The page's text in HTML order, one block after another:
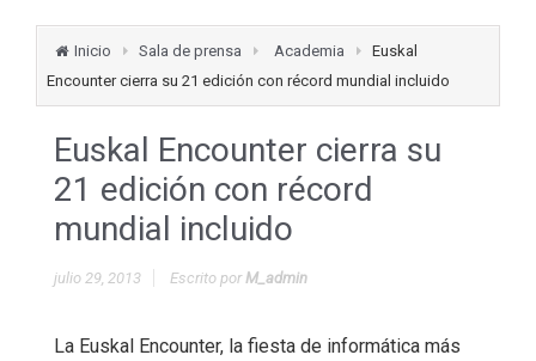
Inicio Sala de prensa Academia
Euskal
Encounter cierra su 21 edición con récord mundial incluido
Euskal Encounter cierra su
21 edición con récord
mundial incluido
julio 29, 2013 Escrito porM_admin
La Euskal Encounter, la fiesta de informática más